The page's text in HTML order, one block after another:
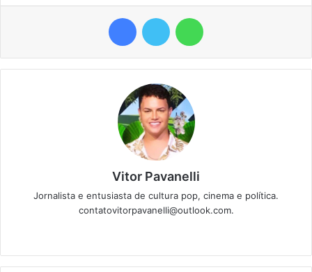
FacebookTwitter
Vitor Pavanelli
Jornalista e entusiasta de cultura pop, cinema e política.
contatovitorpavanelli@outlook.com.